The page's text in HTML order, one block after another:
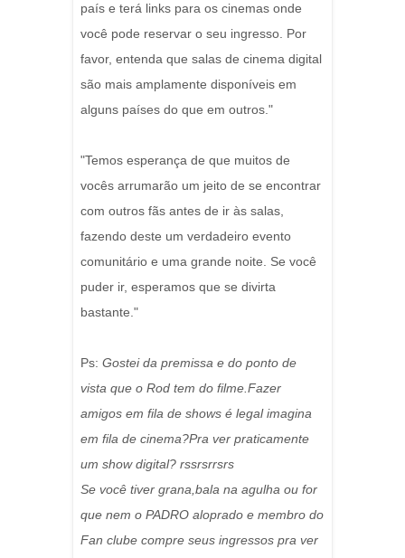
país e terá links para os cinemas onde
você pode reservar o seu ingresso. Por
favor, entenda que salas de cinema digital
são mais amplamente disponíveis em
alguns países do que em outros."
"Temos esperança de que muitos de
vocês arrumarão um jeito de se encontrar
com outros fãs antes de ir às salas,
fazendo deste um verdadeiro evento
comunitário e uma grande noite. Se você
puder ir, esperamos que se divirta
bastante."
Ps: Gostei da premissa e do ponto de
vista que o Rod tem do filme.Fazer
amigos em fila de shows é legal imagina
em fila de cinema?Pra ver praticamente
um show digital? rssrsrrsrs
Se você tiver grana,bala na agulha ou for
que nem o PADRO aloprado e membro do
Fan clube compre seus ingressos pra ver